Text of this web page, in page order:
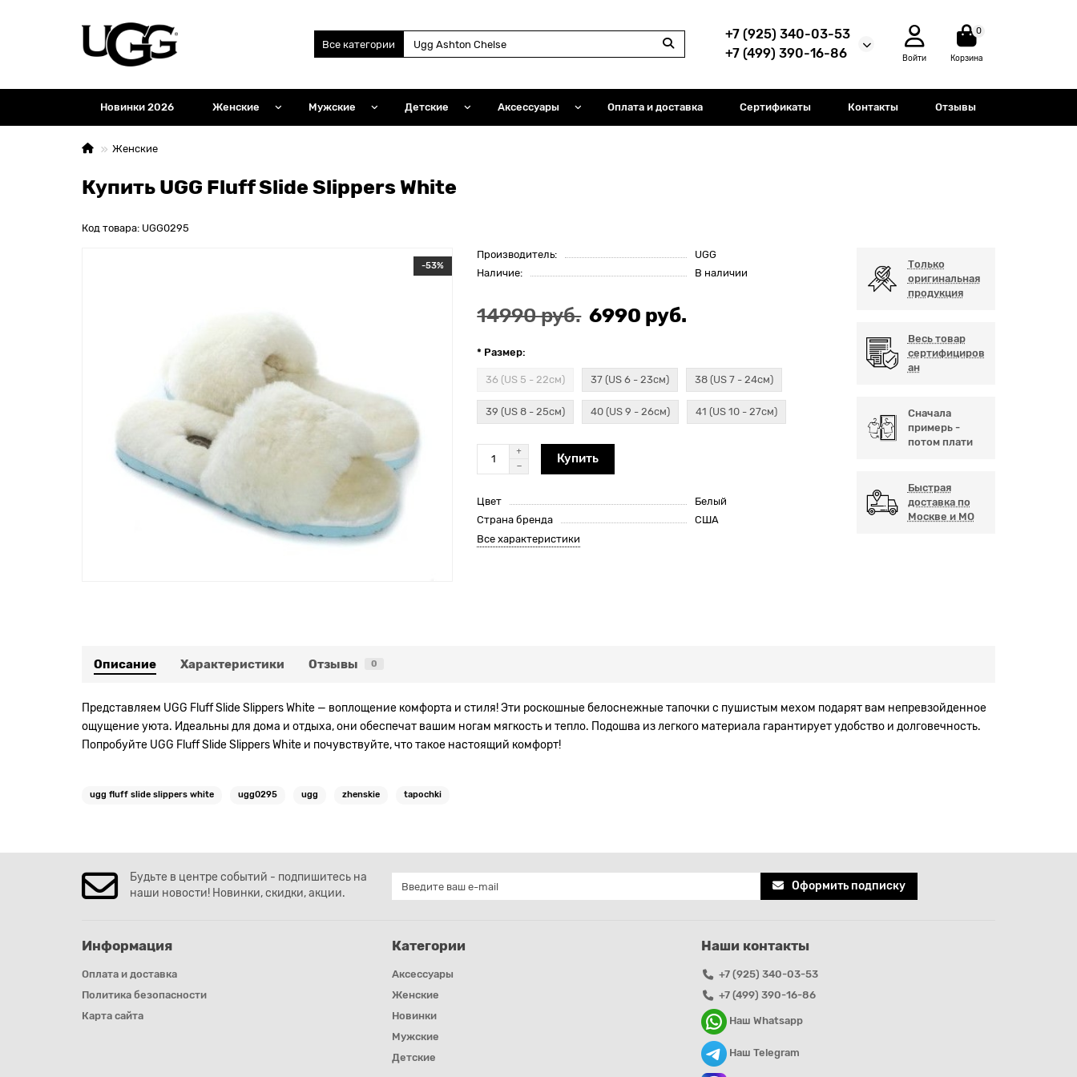
Все категории
+7 (925) 340-03-53
+7 (499) 390-16-86
Войти
0
Корзина
Новинки 2026 Женские Мужские Детские Аксессуары Оплата и доставка Сертификаты Контакты Отзывы
Женские
Купить UGG Fluff Slide Slippers White
Код товара: UGG0295
-53%
Производитель:
UGG
Наличие:
В наличии
14990 руб. 6990 руб.
* Размер:
36 (US 5 - 22см) 37 (US 6 - 23см) 38 (US 7 - 24см)
39 (US 8 - 25см) 40 (US 9 - 26см) 41 (US 10 - 27см)
Купить
Цвет
Белый
Страна бренда
США
Все характеристики
Только
оригинальная
продукция
Весь товар
сертифициров
ан
Сначала
примерь -
потом плати
Быстрая
доставка по
Москве и МО
Описание Характеристики Отзывы 0
Представляем UGG Fluff Slide Slippers White — воплощение комфорта и стиля! Эти роскошные белоснежные тапочки с пушистым мехом подарят вам непревзойденное
ощущение уюта. Идеальны для дома и отдыха, они обеспечат вашим ногам мягкость и тепло. Подошва из легкого материала гарантирует удобство и долговечность.
Попробуйте UGG Fluff Slide Slippers White и почувствуйте, что такое настоящий комфорт!
ugg fluff slide slippers white ugg0295 ugg zhenskie tapochki
Будьте в центре событий - подпишитесь на
наши новости! Новинки, скидки, акции.
Оформить подписку
Информация
Оплата и доставка
Политика безопасности
Карта сайта
Категории
Аксессуары
Женские
Новинки
Мужские
Детские
Наши контакты
+7 (925) 340-03-53
+7 (499) 390-16-86
Наш Whatsapp
Наш Telegram